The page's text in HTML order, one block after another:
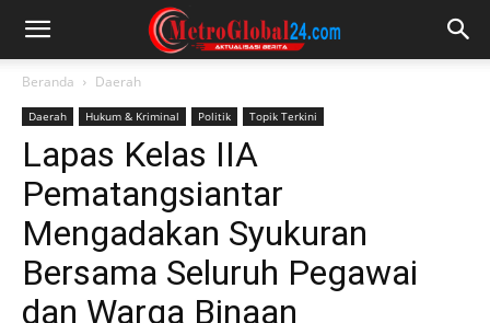
Beranda Daerah
Daerah Hukum & Kriminal Politik Topik Terkini
Lapas Kelas IIA
Pematangsiantar
Mengadakan Syukuran
Bersama Seluruh Pegawai
dan Warga Binaan